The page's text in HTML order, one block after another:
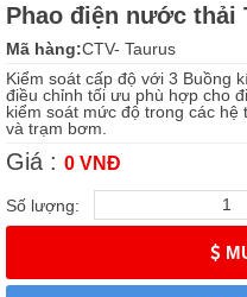
Phao điện nước thải
Mã hàng:CTV- Taurus
Kiểm soát cấp độ với 3 Buồng
điều chỉnh tối ưu phù hợp cho
kiểm soát mức độ trong các
và trạm bơm.
Giá : 0 VNĐ
Số lượng: